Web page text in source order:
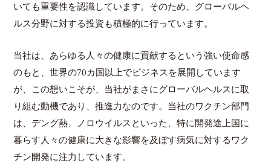
いても重要性を認識しています。そのため、グローバルヘ
ルス分野に対する投資も積極的に行っています。
当社は、あらゆる人々の健康に貢献するという強い使命感
のもと、世界の70カ国以上でビジネスを展開しています
が、この想いこそが、当社がまさにグローバルヘルスに取
り組む動機であり、推進力なのです。当社のワクチン部門
は、デング熱、ノロウイルスといった、特に開発途上国に
暮らす人々の健康に大きな影響を及ぼす病気に対するワク
チン開発に注力しています。